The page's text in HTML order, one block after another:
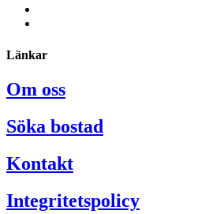
Länkar
Om oss
Söka bostad
Kontakt
Integritetspolicy